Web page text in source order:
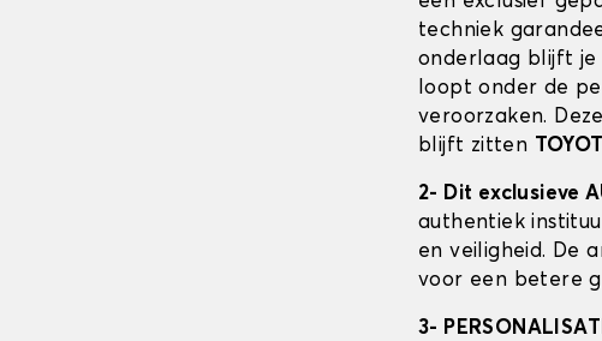
techniek
onderlaag blijft je
loopt onder de
veroorzaken.
blijft zitten
2- Dit exclusieve
authentiek
en veiligheid. De
voor een betere
3-